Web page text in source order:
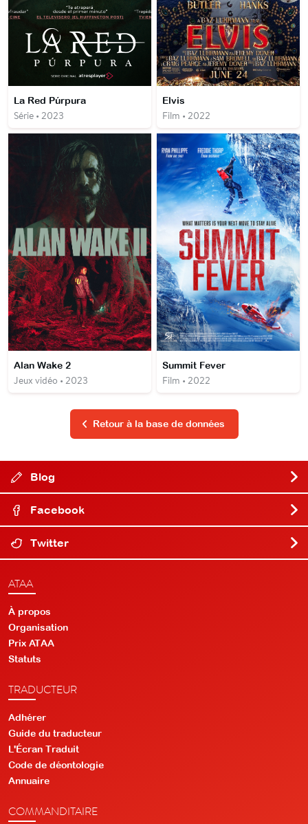
La Red Púrpura
Série • 2023
Elvis
Film • 2022
Alan Wake 2
Jeux vidéo • 2023
Summit Fever
Film • 2022
Retour à la base de données
Blog
Facebook
Twitter
ATAA
À propos
Organisation
Prix ATAA
Statuts
TRADUCTEUR
Adhérer
Guide du traducteur
L'Écran Traduit
Code de déontologie
Annuaire
COMMANDITAIRE